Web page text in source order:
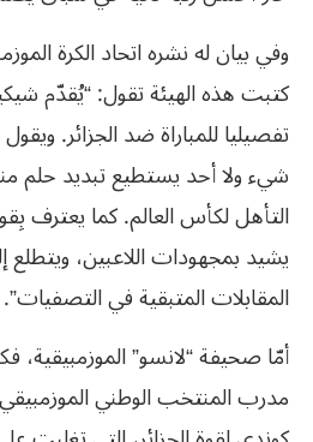
وفي بيان له نشره اتحاد الكرة
كتبت هذه الهيئة تقول: “يُقدّم
تفصيليا للمباراة ضد الجزائر.
شيء ولا أحد يستطيع تبديد حلم
التأهل لكأس العالم. كما يعترف
يشيد بمجهودات اللاعبين، ويتطلع
المقابلات المتبقية في التصفيات”.
أمّا صحيفة “لانسو”
مدرب المنتخب الوطني